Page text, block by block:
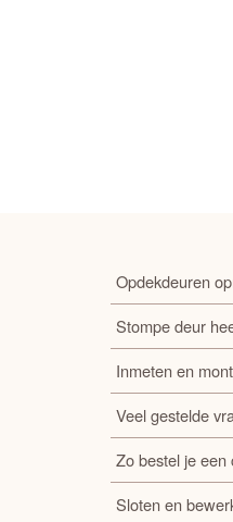
Opdekdeuren
Stompe deur
Inmeten en
Veel gestelde
Zo bestel je een
Sloten en